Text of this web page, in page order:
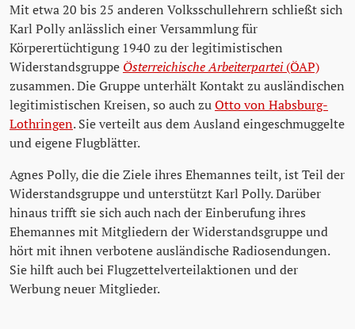
Mit etwa 20 bis 25 anderen Volksschullehrern schließt sich
Karl Polly anlässlich einer Versammlung für
Körperertüchtigung 1940 zu der legitimistischen
Widerstandsgruppe Österreichische Arbeiterpartei(ÖAP)
zusammen. Die Gruppe unterhält Kontakt zu ausländischen
legitimistischen Kreisen, so auch zuOtto von Habsburg-
Lothringen. Sie verteilt aus dem Ausland eingeschmuggelte
und eigene Flugblätter.
Agnes Polly, die die Ziele ihres Ehemannes teilt, ist Teil der
Widerstandsgruppe und unterstützt Karl Polly. Darüber
hinaus trifft sie sich auch nach der Einberufung ihres
Ehemannes mit Mitgliedern der Widerstandsgruppe und
hört mit ihnen verbotene ausländische Radiosendungen.
Sie hilft auch bei Flugzettelverteilaktionen und der
Werbung neuer Mitglieder.